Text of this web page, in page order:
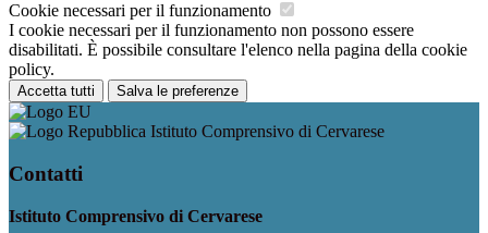
Cookie necessari per il funzionamento
I cookie necessari per il funzionamento non possono essere
disabilitati. È possibile consultare l'elenco nella pagina della cookie
policy.
Accetta tutti Salva le preferenze
Istituto Comprensivo di Cervarese
Contatti
Istituto Comprensivo di Cervarese